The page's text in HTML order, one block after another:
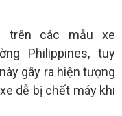
trên các mẫu xe
Philippines, tuy
gây ra hiện tượng
dễ bị chết máy khi